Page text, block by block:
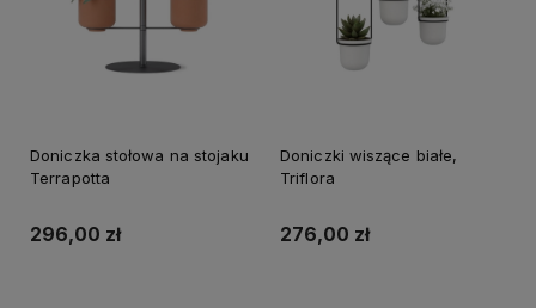
Doniczka stołowa na stojaku
Terrapotta
296,00 zł
Doniczki wiszące białe,
Triflora
276,00 zł